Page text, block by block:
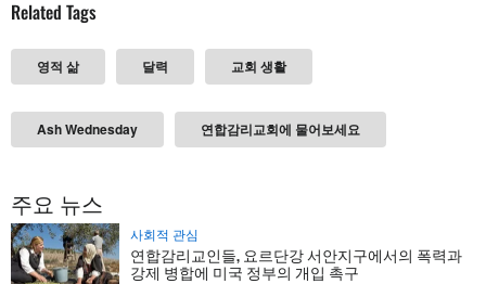
Related Tags
영적 삶 달력 교회 생활
Ash Wednesday 연합감리교회에 물어보세요
주요 뉴스
사회적 관심
연합감리교인들, 요르단강 서안지구에서의 폭력과
강제 병합에 미국 정부의 개입 촉구